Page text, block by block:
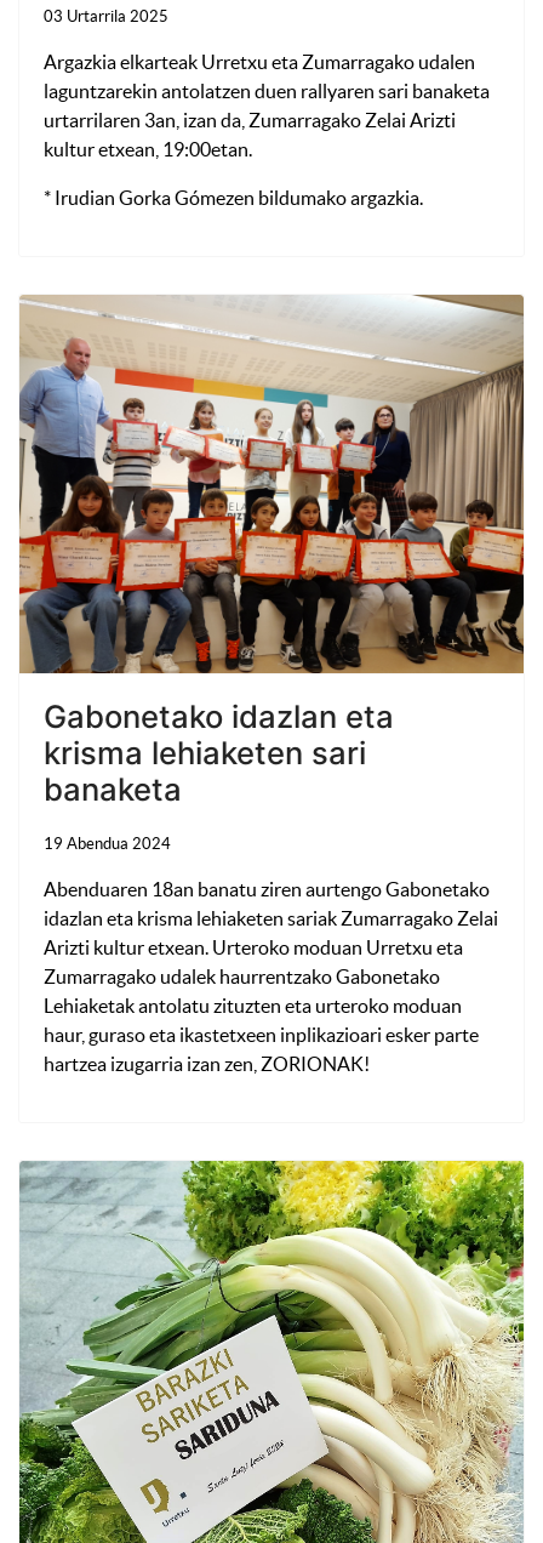
03 Urtarrila 2025
Argazkia elkarteak Urretxu eta Zumarragako udalen
laguntzarekin antolatzen duen rallyaren sari banaketa
urtarrilaren 3an, izan da, Zumarragako Zelai Arizti
kultur etxean, 19:00etan.
* Irudian Gorka Gómezen bildumako argazkia.
Gabonetako idazlan eta
krisma lehiaketen sari
banaketa
19 Abendua 2024
Abenduaren 18an banatu ziren aurtengo Gabonetako
idazlan eta krisma lehiaketen sariak Zumarragako Zelai
Arizti kultur etxean. Urteroko moduan Urretxu eta
Zumarragako udalek haurrentzako Gabonetako
Lehiaketak antolatu zituzten eta urteroko moduan
haur, guraso eta ikastetxeen inplikazioari esker parte
hartzea izugarria izan zen, ZORIONAK!